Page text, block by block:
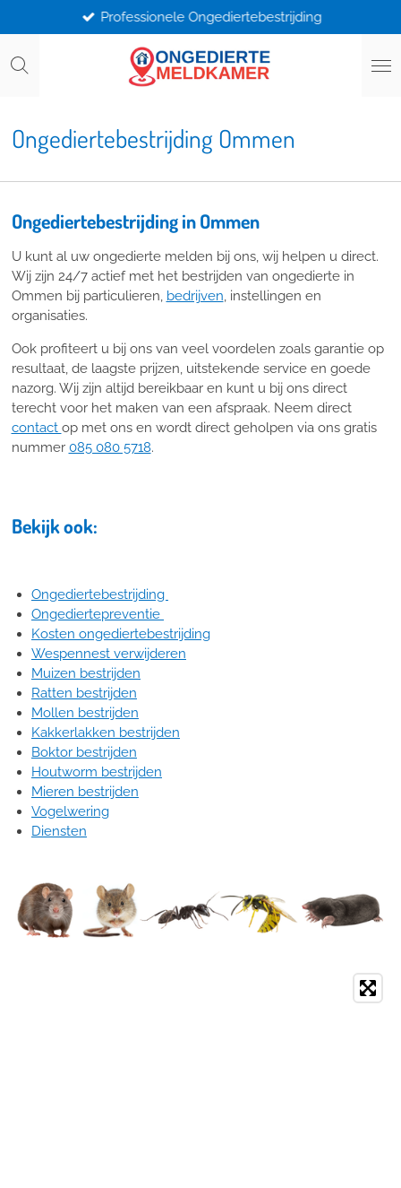
direct
naar
Professionele Ongediertebestrijding
Ongediertebestrijding Ommen
Ongediertebestrijding in Ommen
U kunt al uw ongedierte melden bij ons, wij helpen u direct.
Wij zijn 24/7 actief met het bestrijden van ongedierte in
Ommen bij particulieren, bedrijven, instellingen en
organisaties.
Ook profiteert u bij ons van veel voordelen zoals garantie op
resultaat, de laagste prijzen, uitstekende service en goede
nazorg. Wij zijn altijd bereikbaar en kunt u bij ons direct
terecht voor het maken van een afspraak. Neem direct
contact op met ons en wordt direct geholpen via ons gratis
nummer 085 080 5718.
Bekijk ook:
Ongediertebestrijding
Ongediertepreventie
Kosten ongediertebestrijding
Wespennest verwijderen
Muizen bestrijden
Ratten bestrijden
Mollen bestrijden
Kakkerlakken bestrijden
Boktor bestrijden
Houtworm bestrijden
Mieren bestrijden
Vogelwering
Diensten